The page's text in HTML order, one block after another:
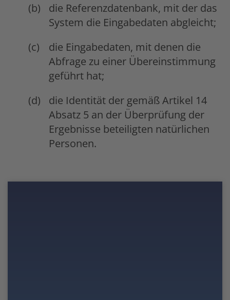
die Referenzdatenbank, mit der das
System die Eingabedaten abgleicht;
die Eingabedaten, mit denen die
Abfrage zu einer Übereinstimmung
geführt hat;
die Identität der gemäß Artikel 14
Absatz 5 an der Überprüfung der
Ergebnisse beteiligten natürlichen
Personen.